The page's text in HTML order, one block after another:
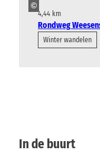
©
4,44 km
Rondweg
Winter wandelen
In de buurt